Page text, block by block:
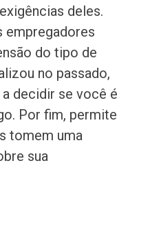
deles.
empregadores
do tipo de
no passado,
decidir se você é
Por fim, permite
tomem uma
sua